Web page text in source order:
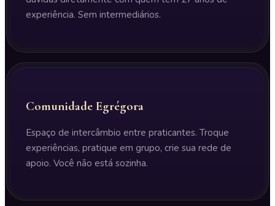
experiência. Sem intermediários.
Comunidade Egrégora
Espaço de intercâmbio entre praticantes. Troque
experiências, pratique em grupo, crie sua rede de
apoio. Você não está sozinha.